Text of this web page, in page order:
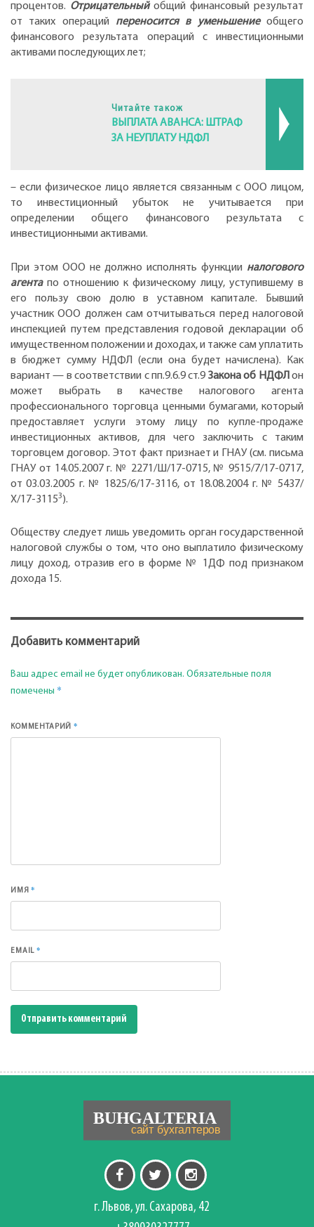
процентов. Отрицательный общий финансовый результат
от таких операций переносится в уменьшениеобщего
финансового результата операций с инвестиционными
активами последующих лет;
Читайте також
ВЫПЛАТА АВАНСА: ШТРАФ
ЗА НЕУПЛАТУ НДФЛ
– если физическое лицо является связанным с ООО лицом,
то инвестиционный убыток не учитывается при
определении общего финансового результата с
инвестиционными активами.
При этом ООО не должно исполнять функции налогового
агентапо отношению к физическому лицу, уступившему в
его пользу свою долю в уставном капитале. Бывший
участник ООО должен сам отчитываться перед налоговой
инспекцией путем представления годовой декларации об
имущественном положении и доходах, и также сам уплатить
в бюджет сумму НДФЛ (если она будет начислена). Как
вариант — в соответствии с пп.9.6.9 ст.9 Закона об НДФЛ он
может выбрать в качестве налогового агента
профессионального торговца ценными бумагами, который
предоставляет услуги этому лицу по купле-продаже
инвестиционных активов, для чего заключить с таким
торговцем договор. Этот факт признает и ГНАУ (см. письма
ГНАУ от 14.05.2007 г. № 2271/Ш/17-0715, № 9515/7/17-0717,
от 03.03.2005 г. № 1825/6/17-3116, от 18.08.2004 г. № 5437/
Х/17-31153).
Обществу следует лишь уведомить орган государственной
налоговой службы о том, что оно выплатило физическому
лицу доход, отразив его в форме № 1ДФ под признаком
дохода 15.
Добавить комментарий
Ваш адрес email не будет опубликован. Обязательные поля
помечены *
КОММЕНТАРИЙ*
ИМЯ*
EMAIL*
г. Львов, ул. Сахарова, 42